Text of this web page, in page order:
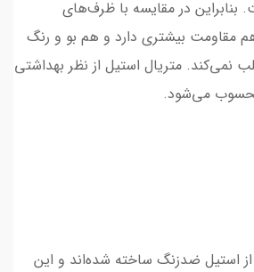
در مقایسه با ظرف‌های
مقاومت بیشتری دارد و هم بو و رنگ
نمی‌کند. متریال استیل از نظر بهداشتی
می‌شود.
استیل ضدزنگ ساخته شده‌اند و این